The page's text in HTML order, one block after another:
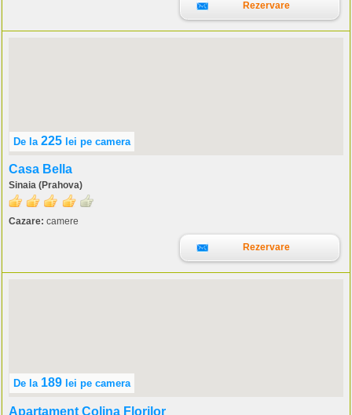
Rezervare
De la 225 lei pe camera
Casa Bella
Sinaia (Prahova)
Cazare: camere
Rezervare
De la 189 lei pe camera
Apartament Colina Florilor